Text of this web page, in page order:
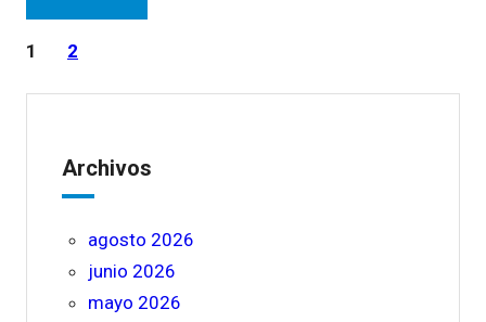
1 2
Archivos
agosto 2026
junio 2026
mayo 2026